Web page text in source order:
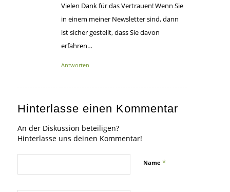
Vielen Dank für das Vertrauen! Wenn Sie
in einem meiner Newsletter sind, dann
ist sicher gestellt, dass Sie davon
erfahren…
Antworten
Hinterlasse einen Kommentar
An der Diskussion beteiligen?
Hinterlasse uns deinen Kommentar!
Name *